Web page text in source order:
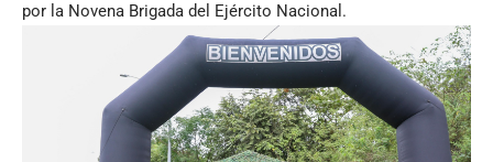
por la Novena Brigada del Ejército Nacional.